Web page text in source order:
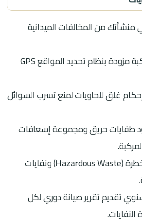
من المخالفات الميدانية
1. يجب أن تكون المركبة مزودة بنظام تحديد المواقع GPS
غلق للحاويات لمنع تسرب السوائل
طفايات حريق ومجموعة إسعافات
4. يحظر نقل نفايات خطرة (Hazardous Waste) ونفايات
تقديم تقرير صيانة دوري لكل